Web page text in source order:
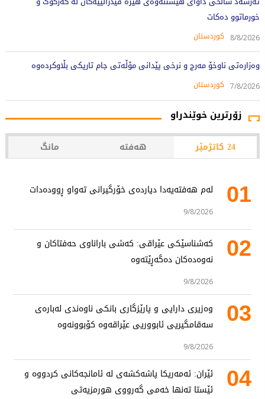
خورماتوو دەکات
8/8/2026 کوردستان
وەزارەتی ناوخۆ مەرج و نرخی پێدانی مۆڵەتی جام تاریکی بڵاوکردەوە
7/8/2026 کوردستان
زۆرترین خوێندراو
24 کاتژمێر هەفتە مانگ
01 لەم هەفتەیەدا دیاردەی خۆرگیرانی تەواو ڕوودەدات
9/8/2026
02
کەشناسێکی عێراقی: کەشی باراناوی حەفتاکان و
نەوەدەکان دەگەڕێتەوە
9/8/2026
03
وەزیری دارایی و پارێزگاری بانکی ناوەندی لەبارەی
سەقامگیریی ئابووریی عێراقەوە کۆبوونەوە
9/8/2026
04
ئێران: ئەمەریکا پاشەکشەی لە ئامانجەکانی کردووە و
ئێستا تەنها خەمی گەرووی هورمزیەتی